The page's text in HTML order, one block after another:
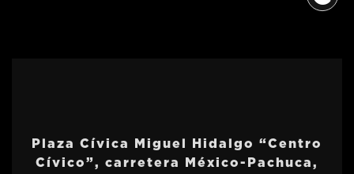
Plaza Cívica Miguel Hidalgo “Centro
Cívico”, carretera México-Pachuca,